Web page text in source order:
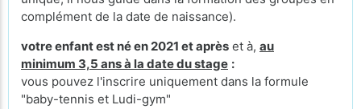
complément de la date de naissance).
votre enfant est né en 2021 et après et à, au
minimum 3,5 ans à la date du stage :
vous pouvez l'inscrire uniquement dans la formule
"baby-tennis et Ludi-gym"